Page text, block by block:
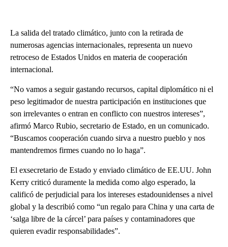
La salida del tratado climático, junto con la retirada de
numerosas agencias internacionales, representa un nuevo
retroceso de Estados Unidos en materia de cooperación
internacional.
“No vamos a seguir gastando recursos, capital diplomático ni el
peso legitimador de nuestra participación en instituciones que
son irrelevantes o entran en conflicto con nuestros intereses”,
afirmó Marco Rubio, secretario de Estado, en un comunicado.
“Buscamos cooperación cuando sirva a nuestro pueblo y nos
mantendremos firmes cuando no lo haga”.
El exsecretario de Estado y enviado climático de EE.UU. John
Kerry criticó duramente la medida como algo esperado, la
calificó de perjudicial para los intereses estadounidenses a nivel
global y la describió como “un regalo para China y una carta de
‘salga libre de la cárcel’ para países y contaminadores que
quieren evadir responsabilidades”.